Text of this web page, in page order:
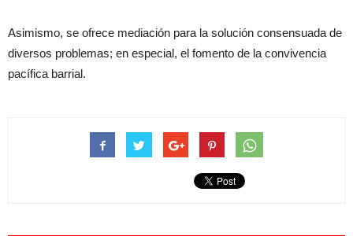
Asimismo, se ofrece mediación para la solución consensuada de
diversos problemas; en especial, el fomento de la convivencia
pacífica barrial.